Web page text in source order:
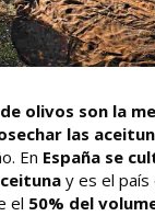
olivos son la
las
En España se
y es el país
el 50% del